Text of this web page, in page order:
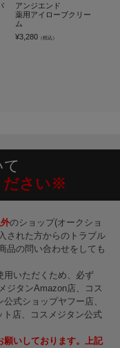
アンジエンド
薬用アイローブクリー
ム
¥3,280 （税込）
ださい※
のショップ(オークショ
された方からのトラブル
品の問い合わせをしても
用いただくため、必ず
ジタンAmazon店、コス
式ショップヤフー店、
ト店、コスメジタン公式
願いしております。上記